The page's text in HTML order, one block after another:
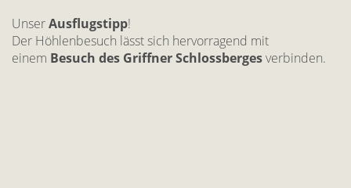
UnserAusflugstipp!
Der Höhlenbesuch lässt sich hervorragend mit
einem Besuch des Griffner Schlossbergesverbinden.